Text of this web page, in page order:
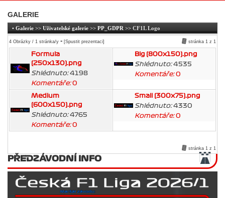
GALERIE
• Galerie >> Uživatelské galerie >> PP_GDPR >> CF1L Logo
4 Obrázky / 1 stránka/y - [Spustit prezentaci] stránka 1 z 1
Formula
(250x130).png
Shlédnuto:4198
Komentáře:0
Big (800x150).png
Shlédnuto:4535
Komentáře:0
Medium
(600x150).png
Shlédnuto:4765
Komentáře:0
Small (300x75).png
Shlédnuto:4330
Komentáře:0
stránka 1 z 1
PŘEDZÁVODNÍ INFO